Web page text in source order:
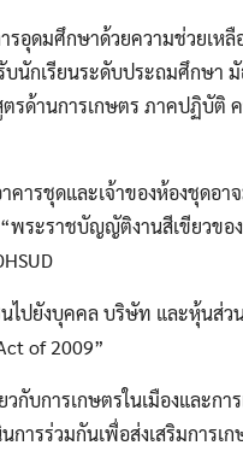
อุดมศึกษาด้วยความช่วยเห
บนักเรียนระดับประถมศึกษ
รด้านการเกษตร ภาคปฏิบัติ
รชุดและเจ้าของห้องชุดอา
พระราชบัญญัติงานสีเขียวข
ไปยังบุคคล บริษัท และหุ้นส่ว
of 2009”
กับการเกษตรในเมืองและกา
ารร่วมกันเพื่อส่งเสริมการเก